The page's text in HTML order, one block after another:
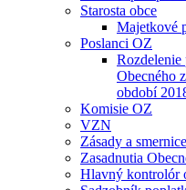
Starosta obce
Majetkové
Poslanci OZ
Obecného
období
Komisie OZ
VZN
Zásady a
Zasadnutia
Hlavný kontrolór